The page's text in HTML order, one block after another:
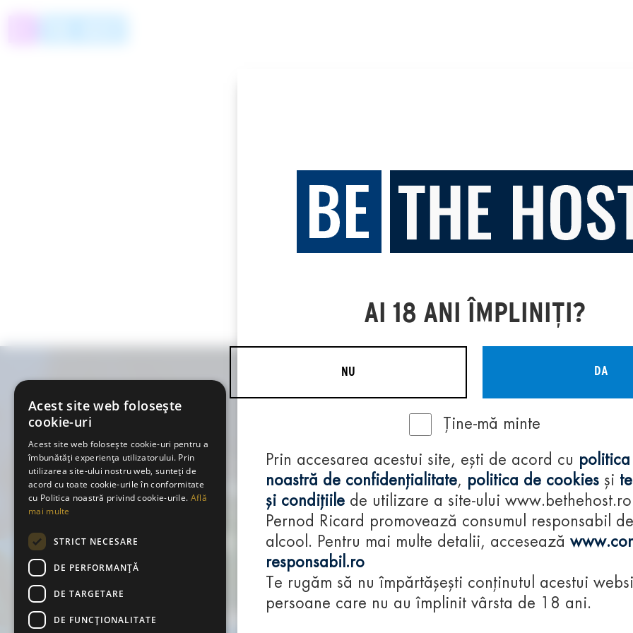
consumă-
AI 18 ANI ÎMPLINIȚI?
NU DA
Ține-mă minte
Prin accesarea acestui site, ești de acord cu politica
noastră de confidențialitate, politica de cookies și
și condițiile de utilizare a site-ului
Pernod Ricard promovează consumul responsabil de
alcool. Pentru mai multe detalii, accesează
responsabil.ro
Te rugăm să nu împărtășești conținutul acestui
persoane care nu au împlinit vârsta de 18 ani.
Acest site web folosește
cookie-uri
Acest site web folosește cookie-uri pentru a
îmbunătăți experiența utilizatorului. Prin
utilizarea site-ului nostru web, sunteți de
acord cu toate cookie-urile în conformitate
cu Politica noastră privind cookie-urile. Află
mai multe
STRICT NECESARE
DE PERFORMANȚĂ
DE TARGETARE
DE FUNCŢIONALITATE